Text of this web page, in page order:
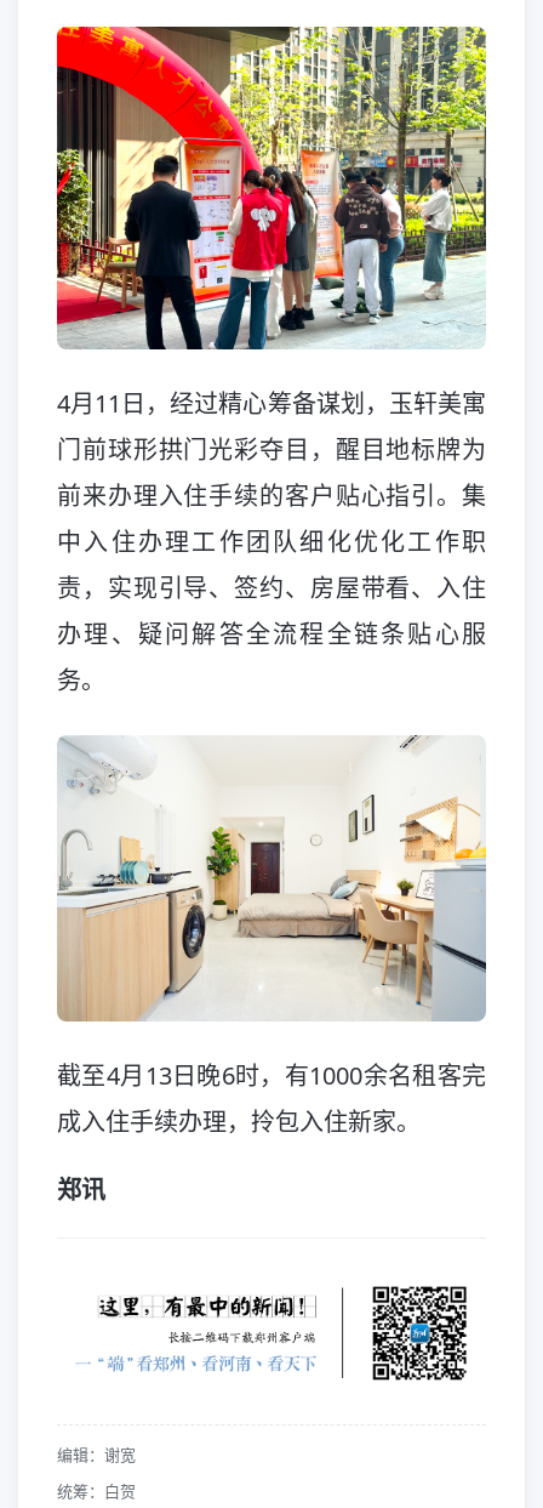
4月11日，经过精心筹备谋划，玉轩美寓
门前球形拱门光彩夺目，醒目地标牌为
前来办理入住手续的客户贴心指引。集
中入住办理工作团队细化优化工作职
责，实现引导、签约、房屋带看、入住
办理、疑问解答全流程全链条贴心服
务。
截至4月13日晚6时，有1000余名租客完
成入住手续办理，拎包入住新家。
郑讯
编辑：谢宽
统筹：白贺